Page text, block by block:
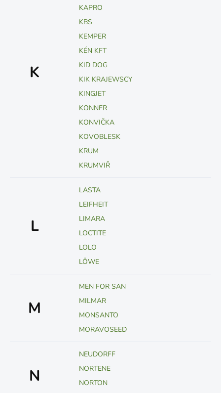
K
KAPRO
KBS
KEMPER
KÉN KFT
KID DOG
KIK KRAJEWSCY
KINGJET
KONNER
KONVIČKA
KOVOBLESK
KRUM
KRUMVIŘ
L
LASTA
LEIFHEIT
LIMARA
LOCTITE
LOLO
LÖWE
M
MEN FOR SAN
MILMAR
MONSANTO
MORAVOSEED
N
NEUDORFF
NORTENE
NORTON